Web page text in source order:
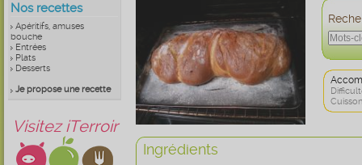
Nos recettes
Apéritifs, amuses
bouche
Entrées
Plats
Desserts
Je propose une recette
Visitez iTerroir
Ingrédients